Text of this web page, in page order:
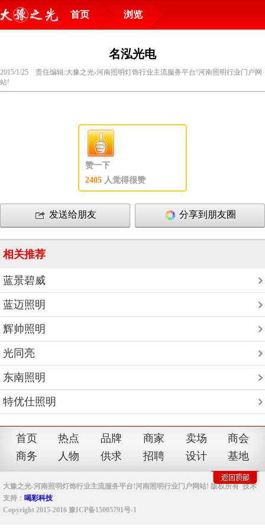
首页 浏览
名泓光电
2015/1/25 责任编辑:大豫之光-河南照明灯饰行业主流服务平台!河南照明行业门户网
站!
赞一下
2405 人觉得很赞
发送给朋友 分享到朋友圈
相关推荐
蓝景碧威
蓝迈照明
辉帅照明
光同亮
东南照明
特优仕照明
首页 热点 品牌 商家 卖场
商会
商务
人物 供求 招聘 设计 基地
大豫之光-河南照明灯饰行业主流服务平台!河南照明行业门户网站! 版权所有 技术
支持： 喝彩科技
Copyright 2015-2016 豫ICP备15005791号-1